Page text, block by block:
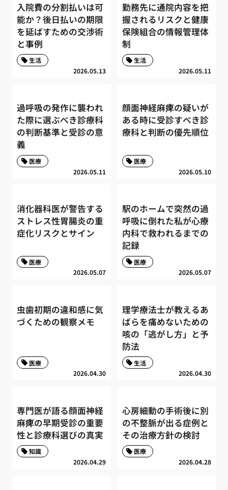
入院費の分割払いは可
能か？後日払いの期限
を延ばすための交渉術
と事例
2026.05.13
生活
勤務先に通院内容を把
握されるリスクと健康
保険組合の情報管理体
制
2026.05.11
生活
過呼吸の発作に襲われ
た際に選ぶべき診療科
の判断基準と受診の意
義
2026.05.11
医療
顔面神経麻痺の疑いが
ある時に受診すべき診
療科と判断の優先順位
2026.05.10
医療
消化器科医が警告する
ストレス性胃腸炎の重
症化リスクとサイン
2026.05.07
医療
駅のホームで突然の過
呼吸に倒れた私が心療
内科で救われるまでの
記録
2026.05.07
医療
虫歯初期の違和感に気
づくための観察メモ
2026.04.30
医療
理学療法士が教えるあ
ばらを痛めないための
咳の「逃がし方」と予
防法
2026.04.30
生活
専門医が語る顔面神経
麻痺の早期受診の重要
性と診療科選びの真実
2026.04.29
知識
心房細動の手術後に別
の不整脈が出る症例と
その治療方針の検討
2026.04.28
医療